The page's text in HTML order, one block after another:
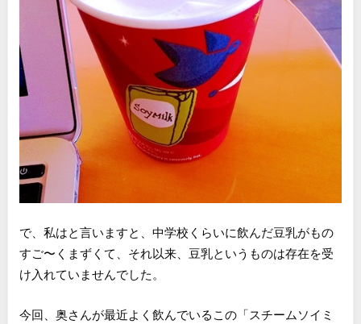
で、私はと言いますと、中学校くらいに飲んだ豆乳がもの
すご〜くまずくて、それ以来、豆乳というものは存在を受
け入れていませんでした。
今回、奥さんが最近よく飲んでいるこの「スチームソイミ